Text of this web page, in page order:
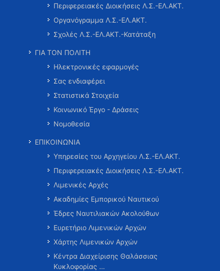
Περιφερειακές Διοικήσεις Λ.Σ.-ΕΛ.ΑΚΤ.
Οργανόγραμμα Λ.Σ.-ΕΛ.ΑΚΤ.
Σχολές Λ.Σ.-ΕΛ.ΑΚΤ.-Κατάταξη
ΓΙΑ ΤΟΝ ΠΟΛΙΤΗ
Ηλεκτρονικές εφαρμογές
Σας ενδιαφέρει
Στατιστικά Στοιχεία
Κοινωνικό Έργο - Δράσεις
Νομοθεσία
ΕΠΙΚΟΙΝΩΝΙΑ
Υπηρεσίες του Αρχηγείου Λ.Σ.-ΕΛ.ΑΚΤ.
Περιφερειακές Διοικήσεις Λ.Σ.-ΕΛ.ΑΚΤ.
Λιμενικές Αρχές
Ακαδημίες Εμπορικού Ναυτικού
Έδρες Ναυτιλιακών Ακολούθων
Ευρετήριο Λιμενικών Αρχών
Χάρτης Λιμενικών Αρχών
Κέντρα Διαχείρισης Θαλάσσιας
Κυκλοφορίας …